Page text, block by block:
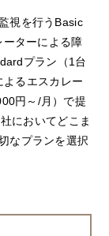
視を行うBasic
ターによる障
プラン（1台
るエスカレー
円～/月）で提
においてどこま
なプランを選択